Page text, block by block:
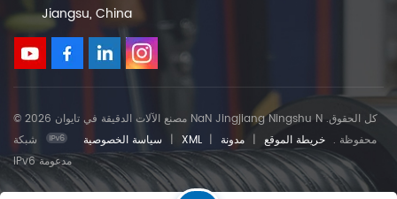
Jiangsu, China
© 2026 مصنع الآلات الدقيقة في تايوان NaN Jingjiang Ningshu N .كل الحقوق
محفوظة . خريطة الموقع | مدونة |
XML
| سياسة الخصوصية
شبكة
IPv6 مدعومة